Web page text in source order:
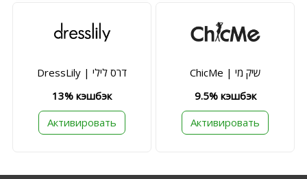
DressLily | דרס לילי
13% кэшбэк
Активировать
ChicMe | שיק מי
9.5% кэшбэк
Активировать